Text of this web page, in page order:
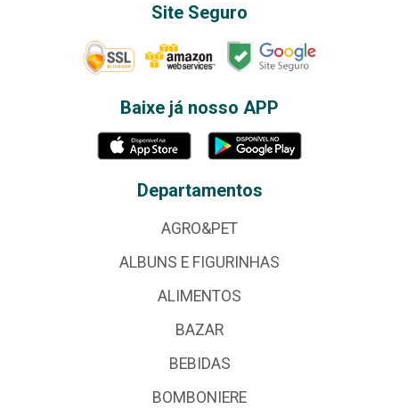
Site Seguro
Baixe já nosso APP
Departamentos
AGRO&PET
ALBUNS E FIGURINHAS
ALIMENTOS
BAZAR
BEBIDAS
BOMBONIERE